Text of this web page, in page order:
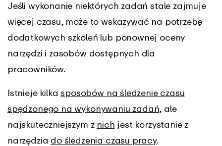
Jeśli wykonanie niektórych zadań stale zajmuje
więcej czasu, może to wskazywać na potrzebę
dodatkowych szkoleń lub ponownej oceny
narzędzi i zasobów dostępnych dla
pracowników.
Istnieje kilkasposobów na śledzenie czasu
spędzonego na wykonywaniu zadań, ale
najskuteczniejszym z nich jest korzystanie z
narzędzia do śledzenia czasu pracy.